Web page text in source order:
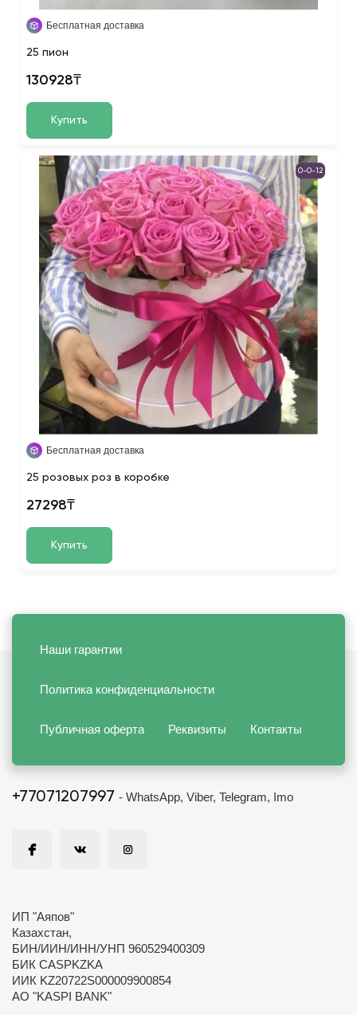
Бесплатная доставка
25 пион
130928₸
Купить
0-0-12
Бесплатная доставка
25 розовых роз в коробке
27298₸
Купить
Наши гарантии
Политика конфиденциальности
Публичная оферта Реквизиты Контакты
+77071207997 - WhatsApp, Viber, Telegram, Imo
ИП "Аяпов"
Казахстан,
БИН/ИИН/ИНН/УНП 960529400309
БИК CASPKZKA
ИИК KZ20722S000009900854
АО "KASPI BANK"